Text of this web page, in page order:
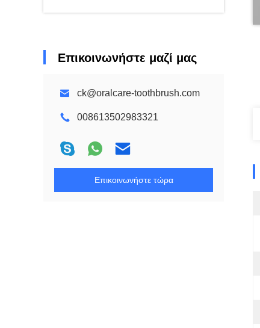
Επικοινωνήστε μαζί μας
ck@oralcare-toothbrush.com
008613502983321
Επικοινωνήστε τώρα